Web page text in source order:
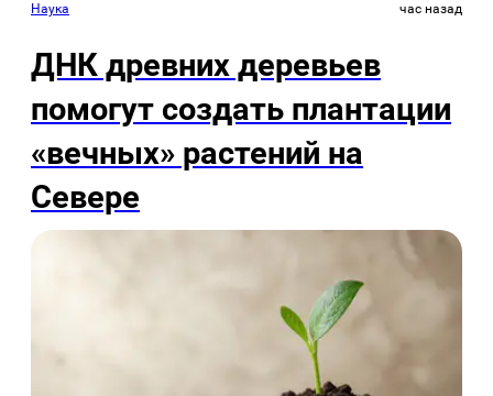
Наука час назад
ДНК древних деревьев
помогут создать плантации
«вечных» растений на
Севере